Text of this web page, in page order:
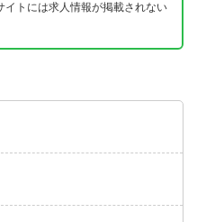
イトには求人情報が掲載されない